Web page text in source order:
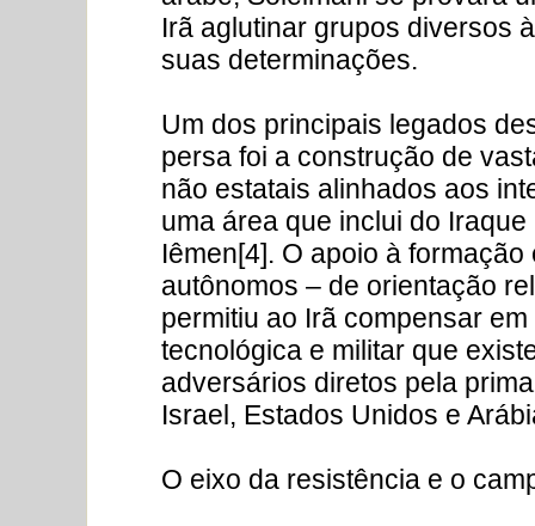
Irã aglutinar grupos diversos
suas determinações.
Um dos principais legados
persa foi a construção de
não estatais alinhados aos
uma área que inclui do
Iêmen[4]. O apoio à
autônomos – de orientação
permitiu ao Irã compensar
tecnológica e militar que
adversários diretos pela
Israel, Estados Unidos e
O eixo da resistência e o